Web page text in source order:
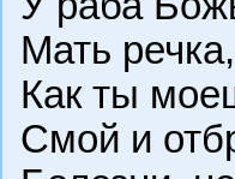
Мать
Как ты
Смой и